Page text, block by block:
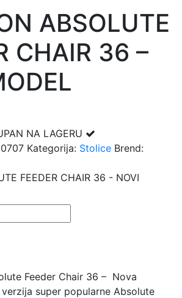
ABSOLUTE
CHAIR 36 –
NA LAGERU
Kategorija: Stolice Brend:
FEEDER CHAIR 36 - NOVI
Feeder Chair 36 – Nova
super popularne Absolute